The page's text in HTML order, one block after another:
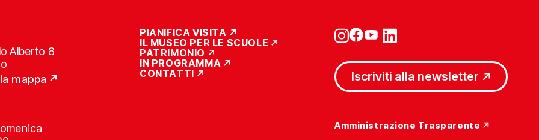
Alberto 8
mappa
PIANIFICA VISITA
IL MUSEO PER LE SCUOLE
PATRIMONIO
IN PROGRAMMA
CONTATTI
Iscriviti alla newsletter
Amministrazione Trasparente